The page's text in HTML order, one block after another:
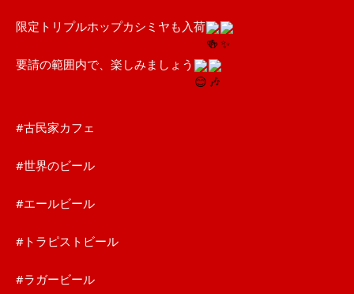
限定トリプルホップカシミヤも入荷
要請の範囲内で、楽しみましょう
#古民家カフェ
#世界のビール
#エールビール
#トラピストビール
#ラガービール